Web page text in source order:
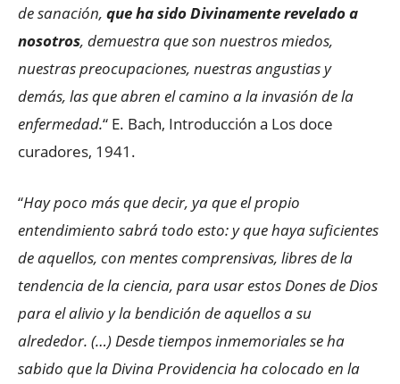
de sanación, que ha sido Divinamente revelado a
nosotros, demuestra que son nuestros miedos,
nuestras preocupaciones, nuestras angustias y
demás, las que abren el camino a la invasión de la
enfermedad.“ E. Bach, Introducción a Los doce
curadores, 1941.
“Hay poco más que decir, ya que el propio
entendimiento sabrá todo esto: y que haya suficientes
de aquellos, con mentes comprensivas, libres de la
tendencia de la ciencia, para usar estos Dones de Dios
para el alivio y la bendición de aquellos a su
alrededor. (…) Desde tiempos inmemoriales se ha
sabido que la Divina Providencia ha colocado en la